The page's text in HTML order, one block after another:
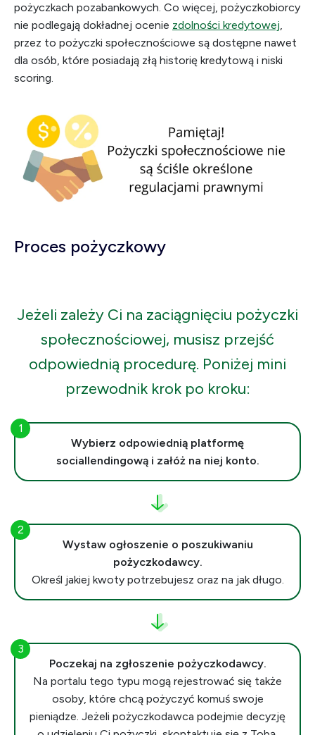
pożyczkach pozabankowych. Co więcej, pożyczkobiorcy
nie podlegają dokładnej ocenie zdolności kredytowej,
przez to pożyczki społecznościowe są dostępne nawet
dla osób, które posiadają złą historię kredytową i niski
scoring.
Proces pożyczkowy
Jeżeli zależy Ci na zaciągnięciu pożyczki
społecznościowej, musisz przejść
odpowiednią procedurę. Poniżej mini
przewodnik krok po kroku:
Wybierz odpowiednią platformę
sociallendingową i załóż na niej konto.
Wystaw ogłoszenie o poszukiwaniu
pożyczkodawcy.
Określ jakiej kwoty potrzebujesz oraz na jak długo.
Poczekaj na zgłoszenie pożyczkodawcy.
Na portalu tego typu mogą rejestrować się także
osoby, które chcą pożyczyć komuś swoje
pieniądze. Jeżeli pożyczkodawca podejmie decyzję